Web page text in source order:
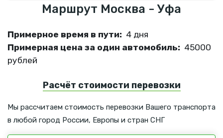
Маршрут Москва - Уфа
Примерное время в пути: 4 дня
Примерная цена за один автомобиль: 45000
рублей
Расчёт стоимости перевозки
Мы рассчитаем стоимость перевозки Вашего транспорта
в любой город России, Европы и стран СНГ